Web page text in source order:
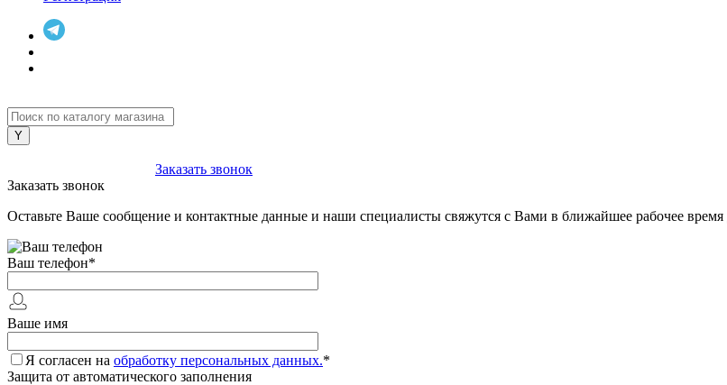
Заказать звонок
Заказать звонок
Оставьте Ваше сообщение и контактные данные и наши специалисты свяжутся с Вами в ближайшее рабочее
Ваш телефон*
Ваше имя
Я согласен на обработку персональных данных.*
Защита от автоматического заполнения